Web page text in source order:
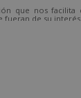
que nos
de su interés.